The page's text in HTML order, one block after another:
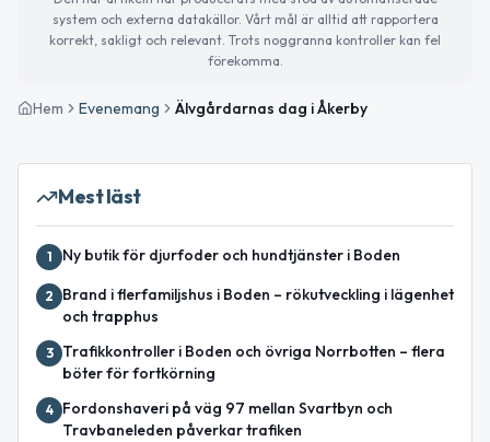
system och externa datakällor. Vårt mål är alltid att rapportera
korrekt, sakligt och relevant. Trots noggranna kontroller kan fel
förekomma.
Hem Evenemang Älvgårdarnas dag i Åkerby
Mest läst
1 Ny butik för djurfoder och hundtjänster i Boden
2
Brand i flerfamiljshus i Boden – rökutveckling i lägenhet
och trapphus
3
Trafikkontroller i Boden och övriga Norrbotten – flera
böter för fortkörning
4
Fordonshaveri på väg 97 mellan Svartbyn och
Travbaneleden påverkar trafiken